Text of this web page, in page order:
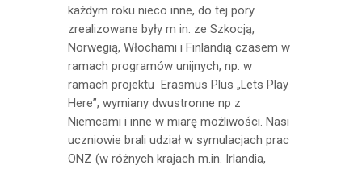
każdym roku nieco inne, do tej pory
zrealizowane były m in. ze Szkocją,
Norwegią, Włochami i Finlandią czasem w
ramach programów unijnych, np. w
ramach projektu Erasmus Plus „Lets Play
Here”, wymiany dwustronne np z
Niemcami i inne w miarę możliwości. Nasi
uczniowie brali udział w symulacjach prac
ONZ (w różnych krajach m.in. Irlandia,